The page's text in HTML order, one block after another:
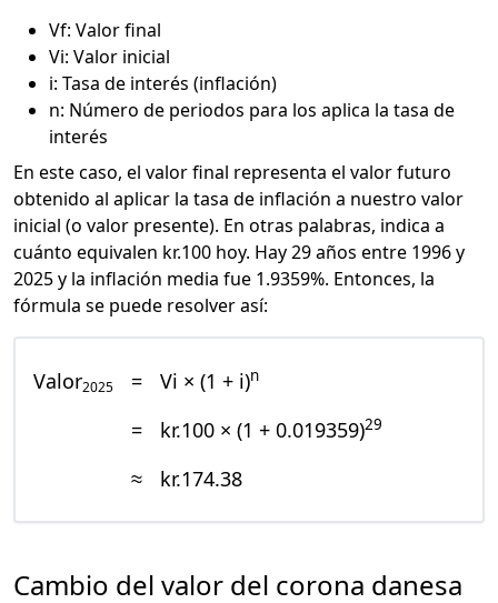
Vf: Valor final
Vi: Valor inicial
i: Tasa de interés (inflación)
n: Número de periodos para los aplica la tasa de
interés
En este caso, el valor final representa el valor futuro
obtenido al aplicar la tasa de inflación a nuestro valor
inicial (o valor presente). En otras palabras, indica a
cuánto equivalen kr.100 hoy. Hay 29 años entre 1996 y
2025 y la inflación media fue 1.9359%. Entonces, la
fórmula se puede resolver así:
Valor2025 = Vi × (1 + i)n
= kr.100 × (1 + 0.019359)29
≈ kr.174.38
Cambio del valor del corona danesa